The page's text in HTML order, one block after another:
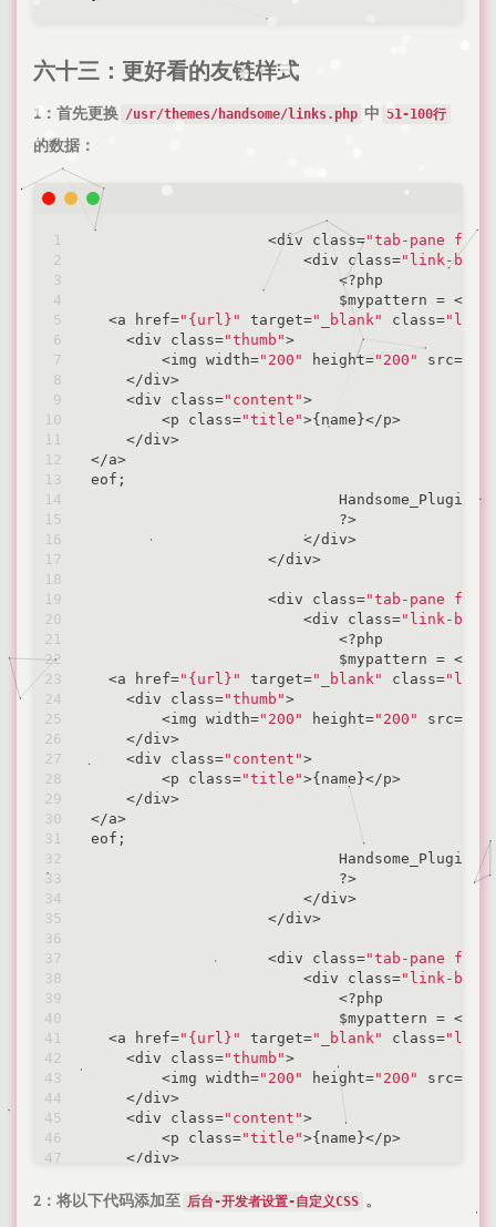
六十三：更好看的友链样式
1：首先更换 /usr/themes/handsome/links.php 中 51-100行
的数据：
<div class="tab-pane
<div class="link-box"
<?php
                            $mypattern
= <
<a href="{url}" target="_blank" class="list-
<div class="thumb">
<img width="200" height="200" src=
</div>
<div class="content">
<p class="title">{name}</p>
</div>
</a>
eof;
                            ?
>
</div>
</div>
<div class="tab-pane
<div class="link-box"
<?php
                            $mypattern
= <
<a href="{url}" target="_blank" class="list-
<div class="thumb">
<img width="200" height="200" src=
</div>
<div class="content">
<p class="title">{name}</p>
</div>
</a>
eof;
                            ?
>
</div>
</div>
<div class="tab-pane
<div class="link-box"
<?php
                            $mypattern
= <
<a href="{url}" target="_blank" class="list-
<div class="thumb">
<img width="200" height="200" src=
</div>
<div class="content">
<p class="title">{name}</p>
</div>
eof;
2：将以下代码添加至 后台-开发者设置-自定义CSS 。